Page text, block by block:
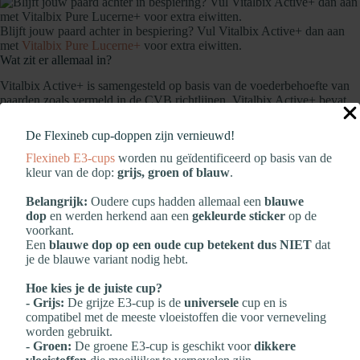
De Flexineb cup‑doppen zijn vernieuwd!
Flexineb E3‑cups worden nu geïdentificeerd op basis van de
kleur van de dop: grijs, groen of blauw.
Belangrijk: Oudere cups hadden allemaal een blauwe
dop en werden herkend aan een gekleurde sticker op de
voorkant.
Een blauwe dop op een oude cup betekent dus NIET dat
je de blauwe variant nodig hebt.
Hoe kies je de juiste cup?
- Grijs: De grijze E3‑cup is de universele cup en is
compatibel met de meeste vloeistoffen die voor verneveling
worden gebruikt.
- Groen: De groene E3‑cup is geschikt voordikkere
Blijft jouw paard achter in bespiering? Vul Vitalbix Active+ dan aan
met Vitalbix Pure Lucerne+ voor extra eiwitten.
Wat zit er allemaal in?
Vitalbix Active+ is samengesteld op basis van de voederbehoefte van
paarden zoals vermeld in de CVB richtlijnen. Vitalbix Active+ bevat
granen, melasse (suiker) kunstmatige geur-, kleur en smaakstoffen en
synthetische conserveermiddelen.
Samenstelling
Haverzemelen brokjes, Luzerne, Timothee, Appelpulp (pectine vezels),
Erwtenvlokken, Lijnzaadolie, Lijnzaad geplet (met natuurlijke
antioxidanten), Cichoreipulp (inuline vezels),
Zonnebloemzaadschrootvoer, Lijnzaad, Lijnzaadschilfers, Zoete
lupinevlokken, Monocalciumfosfaat, Natriumchloride,
Vitaminen- en mineralenverhoudingen
Niet alleen de exacte gehaltes vitaminen, mineralen en
sporenelementen zijn van belang voor een gezond rantsoen, de